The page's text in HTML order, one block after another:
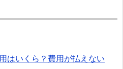
はいくら？費用が払えない